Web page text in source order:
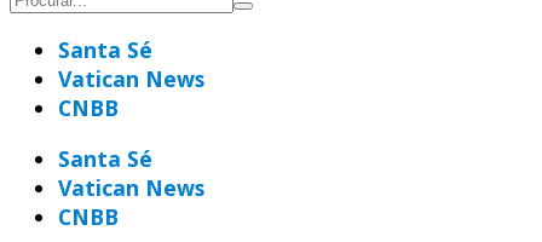
Santa Sé
Vatican News
CNBB
Santa Sé
Vatican News
CNBB